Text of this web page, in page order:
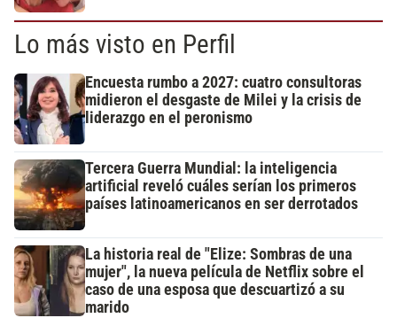
Lo más visto en Perfil
Encuesta rumbo a 2027: cuatro consultoras
midieron el desgaste de Milei y la crisis de
liderazgo en el peronismo
Tercera Guerra Mundial: la inteligencia
artificial reveló cuáles serían los primeros
países latinoamericanos en ser derrotados
La historia real de "Elize: Sombras de una
mujer", la nueva película de Netflix sobre el
caso de una esposa que descuartizó a su
marido